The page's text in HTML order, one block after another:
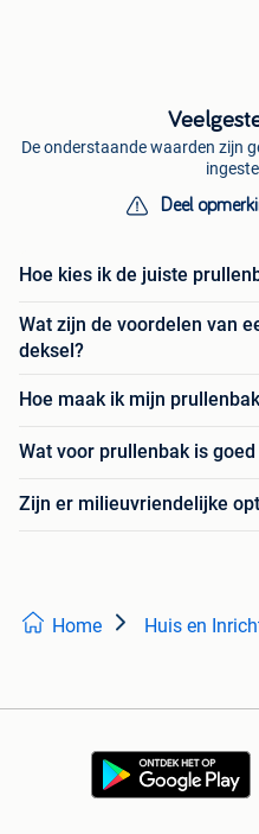
De onderstaande waarden zijn
Deel
Hoe kies ik de juiste
Wat zijn de voordelen van
deksel?
Hoe maak ik mijn
Wat voor prullenbak is
Zijn er milieuvriendelijke
Home Huis en